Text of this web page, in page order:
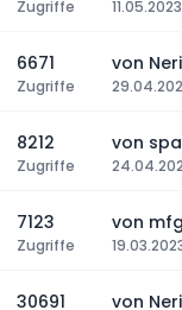
Zugriffe
6671
Zugriffe
von Neri
8212
Zugriffe
von
7123
Zugriffe
von
30691 von Neri